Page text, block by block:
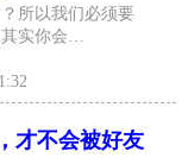
所以我们必须要
实你会…
才不会被好友